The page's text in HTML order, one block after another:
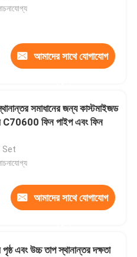
আমাদের সাথে যোগাযোগ
সমাধানের জন্য কাস্টমাইজড
C70600 ফিন পাইপ এবং ফিন
Set
আমাদের সাথে যোগাযোগ
এবং উচ্চ তাপ স্থানান্তর দক্ষতা